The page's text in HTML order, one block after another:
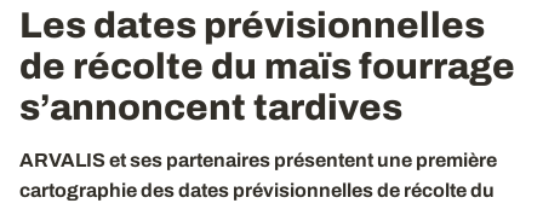
Les dates prévisionnelles
de récolte du maïs fourrage
s’annoncent tardives
ARVALIS et ses partenaires présentent une première
cartographie des dates prévisionnelles de récolte du